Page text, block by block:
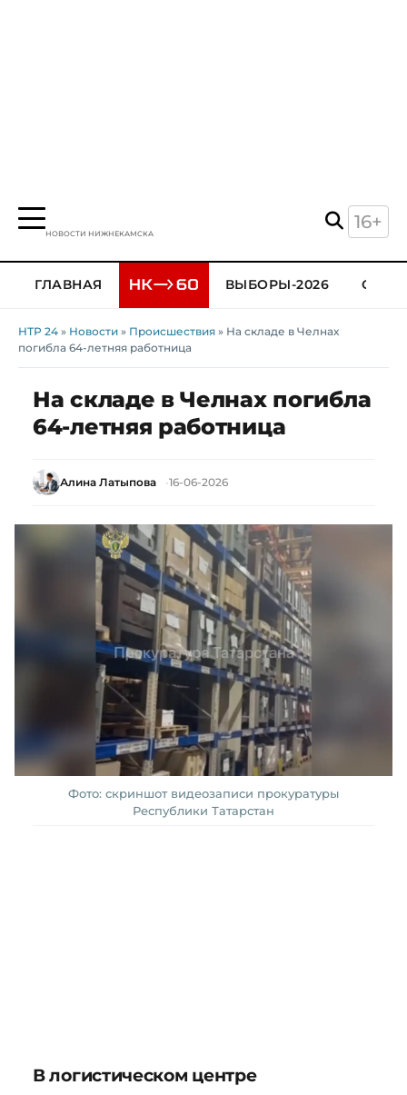
НОВОСТИ НИЖНЕКАМСКА
16+
ГЛАВНАЯ ВЫБОРЫ-2026
НТР 24 » Новости » Происшествия » На складе в Челнах
погибла 64-летняя работница
На складе в Челнах погибла
64-летняя работница
Алина Латыпова 16-06-2026
Фото: скриншот видеозаписи прокуратуры
Республики Татарстан
В логистическом центре